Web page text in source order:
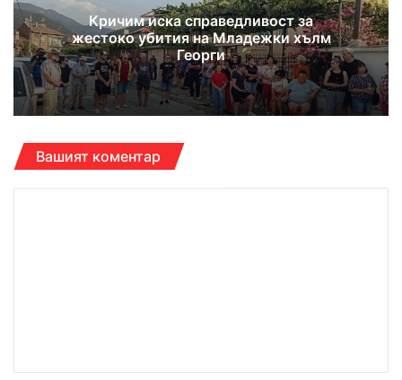
Кричим иска справедливост за
жестоко убития на Младежки хълм
Георги
Вашият коментар